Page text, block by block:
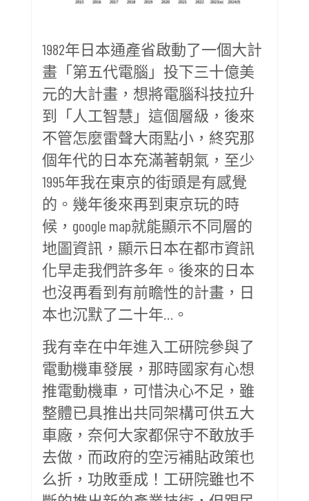
1982年日本通產省啟動了一個大計
畫「第五代電腦」投下三十億美
元的大計畫，想將電腦科技拉升
到「人工智慧」這個層級，後來
不管怎麼雷聲大雨點小，終究那
個年代的日本充滿著朝氣，至少
1995年我在東京的街頭是有感覺
的。幾年後來再到東京玩的時
候，google map就能顯示不同層的
地圖資訊，顯示日本在都市資訊
化早走我們許多年。後來的日本
也沒再看到有前瞻性的計畫，日
本也沉默了二十年…。
我有幸在中年進入工研院參與了
電動機車發展，那時國家有心想
推電動機車，可惜決心不足，雖
整體已具推出共同架構可供五大
車廠，奈何大家都保守不敢放手
去做，而政府的空污補貼政策也
么折，功敗垂成！工研院雖也不